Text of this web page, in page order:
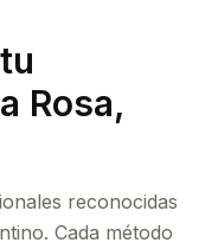
Rosa,
reconocidas
Cada método